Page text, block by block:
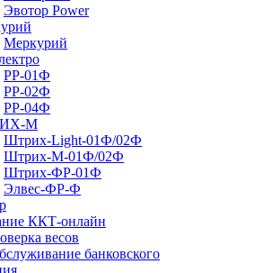
Эвотор Power
Меркурий
РР-01Ф
РР-02Ф
РР-04Ф
М
Штрих-Light-01Ф/02Ф
Штрих-М-01Ф/02Ф
Штрих-ФР-01Ф
Элвес-ФР-Ф
ККТ-онлайн
весов
банковского